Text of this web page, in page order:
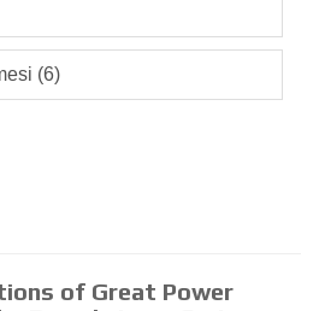
(6)
of Great Power